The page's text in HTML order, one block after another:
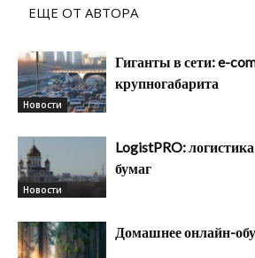
ЕЩЕ ОТ АВТОРА
Новости
Гиганты в сети: e-
крупногабарита
Новости
LogistPRO: логистика
бумаг
Домашнее онлайн-